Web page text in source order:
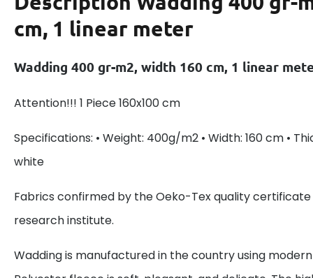
cm, 1 linear meter
Wadding 400 gr-m2, width 160 cm, 1 linear
Attention!!! 1 Piece 160x100 cm
Specifications: • Weight: 400g/m2 • Width: 160 cm •
white
Fabrics confirmed by the Oeko-Tex quality
research institute.
Wadding is manufactured in the country using